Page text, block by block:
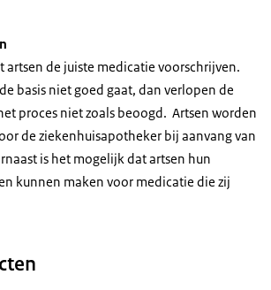
artsen de juiste medicatie voorschrijven.
basis niet goed gaat, dan verlopen de
proces niet zoals beoogd. Artsen worden
de ziekenhuisapotheker bij aanvang van
is het mogelijk dat artsen hun
kunnen maken voor medicatie die zij